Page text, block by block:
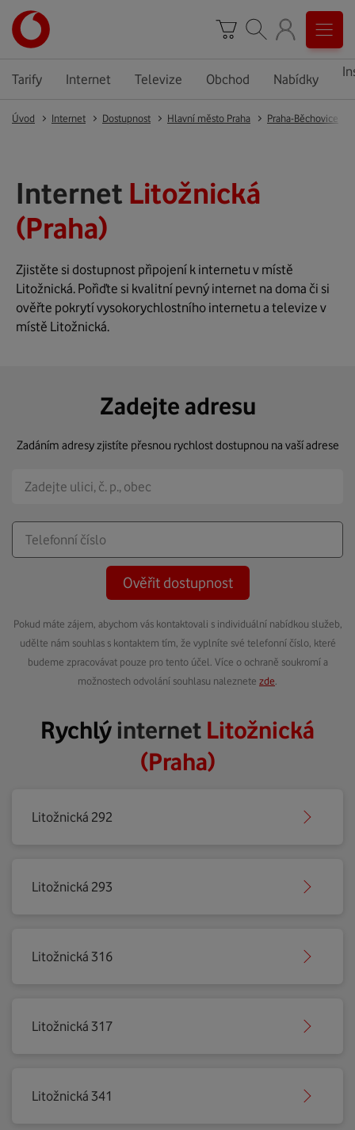
Tarify Internet Televize Obchod Nabídky
Úvod Internet Dostupnost Hlavní město Praha Praha-Běchovice
Internet Litožnická
(Praha)
Zjistěte si dostupnost připojení k internetu v místě
Litožnická. Pořiďte si kvalitní pevný internet na doma či si
ověřte pokrytí vysokorychlostního internetu a televize v
místě Litožnická.
Zadejte adresu
Zadáním adresy zjistíte přesnou rychlost dostupnou na vaší adrese
Ověřit dostupnost
Pokud máte zájem, abychom vás kontaktovali s individuální nabídkou služeb,
udělte nám souhlas s kontaktem tím, že vyplníte své telefonní číslo, které
budeme zpracovávat pouze pro tento účel. Více o ochraně soukromí a
možnostech odvolání souhlasu naleznete zde
Rychlýinternet Litožnická
(Praha)
Litožnická 292
Litožnická 293
Litožnická 316
Litožnická 317
Litožnická 341